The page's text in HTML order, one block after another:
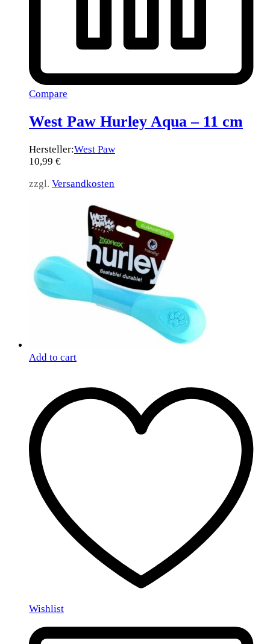
Compare
West Paw Hurley Aqua – 11 cm
Hersteller:West Paw
10,99 €
zzgl. Versandkosten
Add to cart
Wishlist